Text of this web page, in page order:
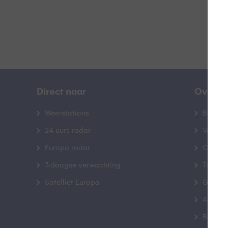
Direct naar
Weerstations
24 uurs radar
Europa radar
7-daagse verwachting
Satelliet Europa
Over
Contact